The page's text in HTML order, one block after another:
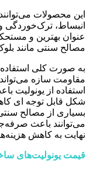
این محصولات
انبساط، ترک‌خوردگی
عنوان بهترین و
مصالح سنتی مانند
به صورت کلی
مقاومت سازه
استفاده از
شکل قابل توجه ای
بسیاری از مصالح
می‌توانند باعث
نهایت به کاهش
قیمت یونولیت‌های